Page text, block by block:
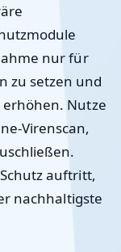
nur für
zu setzen und
erhöhen. Nutze
Virenscan,
auftritt,
nachhaltigste